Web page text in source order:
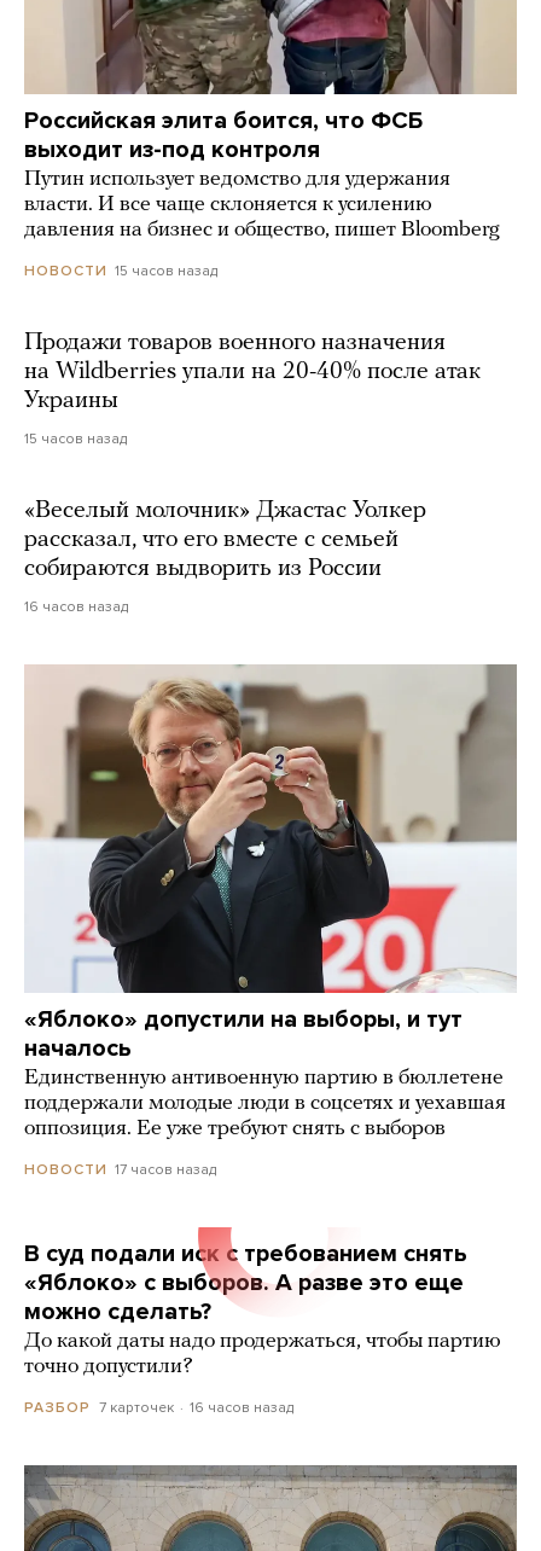
Российская элита боится, что ФСБ
выходит из-под контроля
Путин использует ведомство для удержания
власти. И все чаще склоняется к усилению
давления на бизнес и общество, пишет Bloomberg
НОВОСТИ 15 часов назад
Продажи товаров военного назначения
на Wildberries упали на 20-40% после атак
Украины
15 часов назад
«Веселый молочник» Джастас Уолкер
рассказал, что его вместе с семьей
собираются выдворить из России
16 часов назад
«Яблоко» допустили на выборы, и тут
началось
Единственную антивоенную партию в бюллетене
поддержали молодые люди в соцсетях и уехавшая
оппозиция. Ее уже требуют снять с выборов
НОВОСТИ 17 часов назад
В суд подали иск с требованием снять
«Яблоко» с выборов. А разве это еще
можно сделать?
До какой даты надо продержаться, чтобы партию
точно допустили?
РАЗБОР 7 карточек 16 часов назад